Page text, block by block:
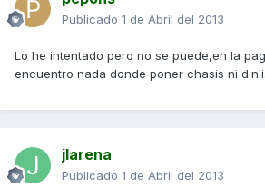
Publicado 1 de Abril del 2013
Lo he intentado pero no se puede,en la
encuentro nada donde poner chasis ni
jlarena
Publicado 1 de Abril del 2013